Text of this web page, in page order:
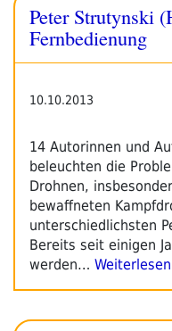
Peter Strutynski
Fernbedienung
10.10.2013
14 Autorinnen und
beleuchten die
Drohnen,
bewaffneten
unterschiedlichsten
Bereits seit einigen
werden…